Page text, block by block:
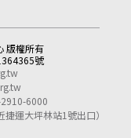
版權所有
號
6000
運大坪林站1號出口）